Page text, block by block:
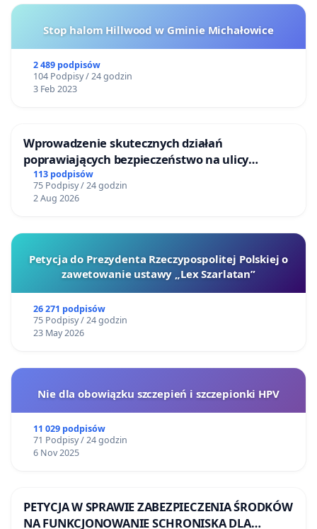
Stop halom Hillwood w Gminie Michałowice
2 489 podpisów
104 Podpisy / 24 godzin
3 Feb 2023
Wprowadzenie skutecznych działań
poprawiających bezpieczeństwo na ulicy
Żeromskiego w Otwocku
113 podpisów
75 Podpisy / 24 godzin
2 Aug 2026
Petycja do Prezydenta Rzeczypospolitej Polskiej o
zawetowanie ustawy „Lex Szarlatan”
26 271 podpisów
75 Podpisy / 24 godzin
23 May 2026
Nie dla obowiązku szczepień i szczepionki HPV
11 029 podpisów
71 Podpisy / 24 godzin
6 Nov 2025
PETYCJA W SPRAWIE ZABEZPIECZENIA ŚRODKÓW
NA FUNKCJONOWANIE SCHRONISKA DLA